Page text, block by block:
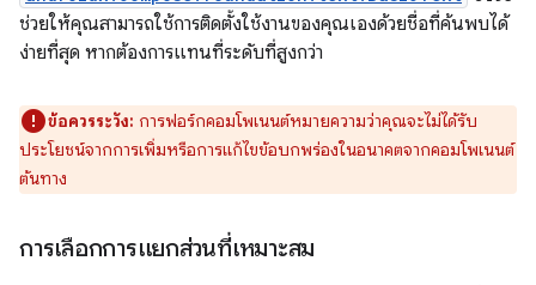
ช่วยให้คุณสามารถใช้การติดตั้งใช้งานของคุณเองด้วยชื่อที่ค้นพบได้
ง่ายที่สุด หากต้องการแทนที่ระดับที่สูงกว่า
ข้อควรระวัง: การฟอร์กคอมโพเนนต์หมายความว่าคุณจะไม่ได้รับ
ประโยชน์จากการเพิ่มหรือการแก้ไขข้อบกพร่องในอนาคตจากคอมโพเนนต์
ต้นทาง
การเลือกการแยกส่วนที่เหมาะสม